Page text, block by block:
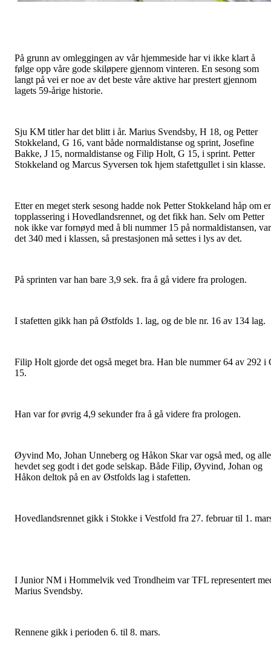
På grunn av omleggingen av vår hjemmeside har vi ikke klart å
følge opp våre gode skiløpere gjennom vinteren. En sesong som
langt på vei er noe av det beste våre aktive har prestert gjennom
lagets 59-årige historie.
Sju KM titler har det blitt i år. Marius Svendsby, H 18, og Petter
Stokkeland, G 16, vant både normaldistanse og sprint, Josefine
Bakke, J 15, normaldistanse og Filip Holt, G 15, i sprint. Petter
Stokkeland og Marcus Syversen tok hjem stafettgullet i sin klasse.
Etter en meget sterk sesong hadde nok Petter Stokkeland håp om
topplassering i Hovedlandsrennet, og det fikk han. Selv om Petter
nok ikke var fornøyd med å bli nummer 15 på normaldistansen, var
det 340 med i klassen, så prestasjonen må settes i lys av det.
På sprinten var han bare 3,9 sek. fra å gå videre fra prologen.
I stafetten gikk han på Østfolds 1. lag, og de ble nr. 16 av 134 lag.
Filip Holt gjorde det også meget bra. Han ble nummer 64 av 292 i
15.
Han var for øvrig 4,9 sekunder fra å gå videre fra prologen.
Øyvind Mo, Johan Unneberg og Håkon Skar var også med, og alle
hevdet seg godt i det gode selskap. Både Filip, Øyvind, Johan og
Håkon deltok på en av Østfolds lag i stafetten.
Hovedlandsrennet gikk i Stokke i Vestfold fra 27. februar til 1.
I Junior NM i Hommelvik ved Trondheim var TFL representert
Marius Svendsby.
Rennene gikk i perioden 6. til 8. mars.